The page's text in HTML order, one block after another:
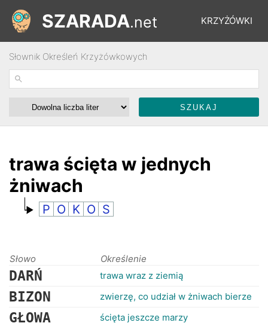
KRZYŻÓWKI
ŁAMIGŁÓWKI
SZARADA.net
Słownik Określeń Krzyżówkowych
trawa ścięta w jednych
żniwach
P O K O S
Słowo Określenie
DARŃ trawa wraz z ziemią
BIZON zwierzę, co udział w żniwach bierze
GŁOWA ścięta jeszcze marzy